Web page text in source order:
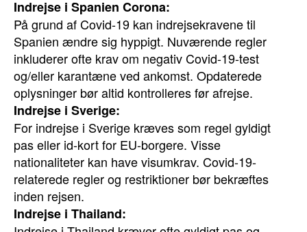
Indrejse i Spanien Corona:
På grund af Covid-19 kan indrejsekravene til
Spanien ændre sig hyppigt. Nuværende regler
inkluderer ofte krav om negativ Covid-19-test
og/eller karantæne ved ankomst. Opdaterede
oplysninger bør altid kontrolleres før afrejse.
Indrejse i Sverige:
For indrejse i Sverige kræves som regel gyldigt
pas eller id-kort for EU-borgere. Visse
nationaliteter kan have visumkrav. Covid-19-
relaterede regler og restriktioner bør bekræftes
inden rejsen.
Indrejse i Thailand: